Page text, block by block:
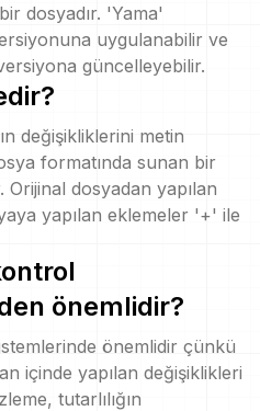
dosyadır. 'Yama'
uygulanabilir ve
güncelleyebilir.
değişikliklerini metin
formatında sunan bir
dosyadan yapılan
yapılan eklemeler '+' ile
önemlidir?
önemlidir çünkü
içinde yapılan değişiklikleri
tutarlılığın